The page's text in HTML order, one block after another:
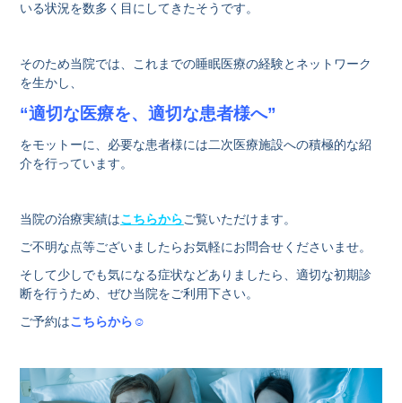
いる状況を数多く目にしてきたそうです。
そのため当院では、これまでの睡眠医療の経験とネットワーク
を⽣かし、
“適切な医療を、適切な患者様へ”
をモットーに、必要な患者様には⼆次医療施設への積極的な紹
介を⾏っています。
当院の治療実績はこちらからご覧いただけます。
ご不明な点等ございましたらお気軽にお問合せくださいませ。
そして少しでも気になる症状などありましたら、適切な初期診
断を⾏うため、ぜひ当院をご利⽤下さい。
ご予約はこちらから☺